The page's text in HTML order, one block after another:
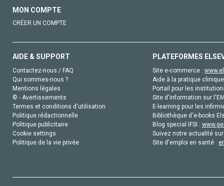
MON COMPTE
CRÉER UN COMPTE
AIDE & SUPPORT
Contactez-nous / FAQ
Qui sommes-nous ?
Mentions légales
© - Avertissements
Termes et conditions d'utilisation
Politique rédactionnelle
Politique publicitaire
Cookie settings
Politique de la vie privée
PLATEFORMES
Site e-commerce :
Aide à la pratique
Portail pour les
Site d'information sur
E-learning pour les
Bibliothèque d'e-books
Blog special IFSI :
Suivez notre actualité
Site d'emploi en santé :